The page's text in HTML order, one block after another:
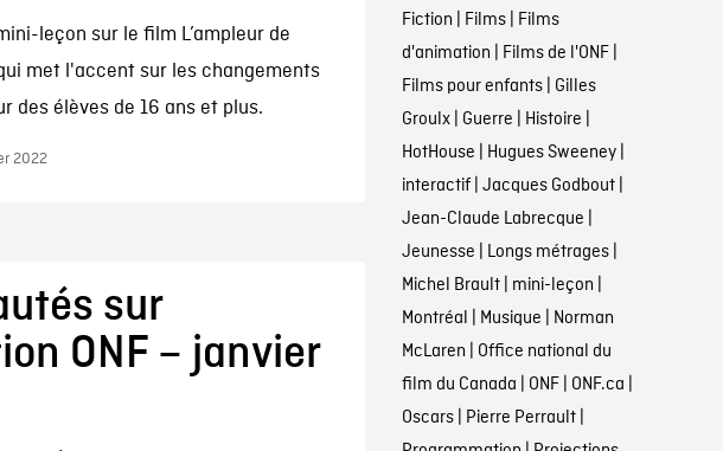
leçon sur le film L’ampleur de
met l'accent sur les changements
des élèves de 16 ans et plus.
2022
sur
ONF – janvier
Fiction | Films| Films
d'animation | Films de l'ONF|
Films pour enfants| Gilles
Groulx| Guerre | Histoire |
HotHouse | Hugues Sweeney|
interactif| Jacques Godbout|
Jean-Claude Labrecque |
Jeunesse | Longs métrages|
Michel Brault| mini-leçon |
Montréal | Musique | Norman
McLaren | Office national du
film du Canada | ONF| ONF.ca |
Oscars| Pierre Perrault|